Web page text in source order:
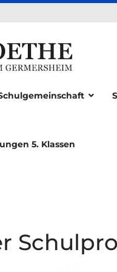
5. Klassen